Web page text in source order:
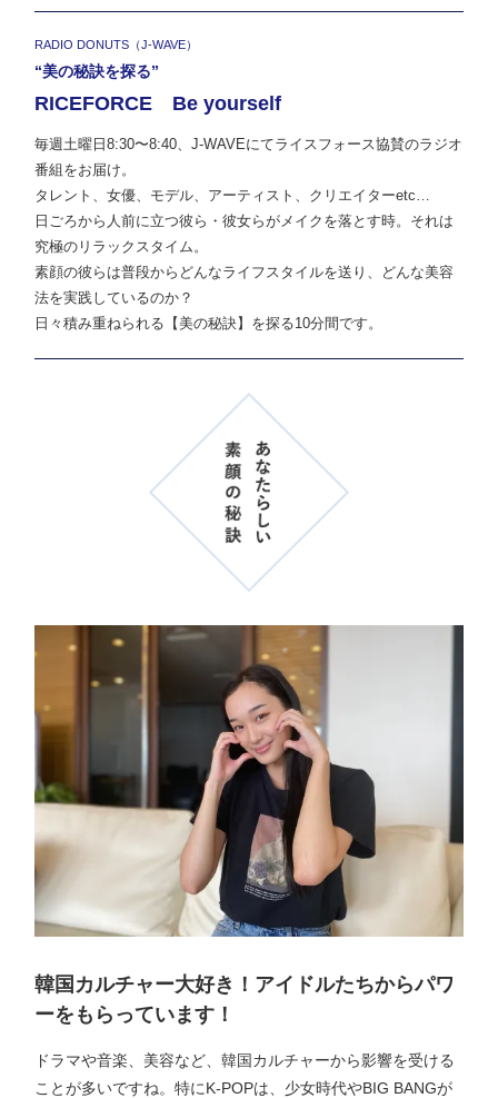
RADIO DONUTS（J-WAVE）
“美の秘訣を探る”
RICEFORCE Be yourself
毎週土曜日8:30〜8:40、J-WAVEにてライスフォース協賛のラジオ
番組をお届け。
タレント、女優、モデル、アーティスト、クリエイターetc…
日ごろから人前に立つ彼ら・彼女らがメイクを落とす時。それは
究極のリラックスタイム。
素顔の彼らは普段からどんなライフスタイルを送り、どんな美容
法を実践しているのか？
日々積み重ねられる【美の秘訣】を探る10分間です。
韓国カルチャー大好き！アイドルたちからパワ
ーをもらっています！
ドラマや音楽、美容など、韓国カルチャーから影響を受ける
ことが多いですね。特にK-POPは、少女時代やBIG BANGが